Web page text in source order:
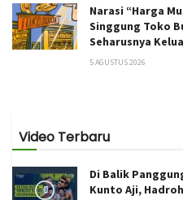
Narasi “Harga
Singgung Toko
Seharusnya
5 AGUSTUS 2026
Video Terbaru
Di Balik
Kunto Aji,